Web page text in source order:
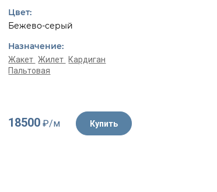
Цвет:
Бежево-серый
Назначение:
Жакет Жилет
Кардиган
Пальтовая
18500 ₽/м Купить